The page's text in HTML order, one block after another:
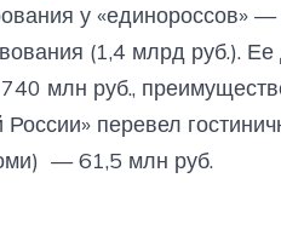
у «единороссов» —
(1,4 млрд руб.).
млн руб.,
перевел
— 61,5 млн руб.